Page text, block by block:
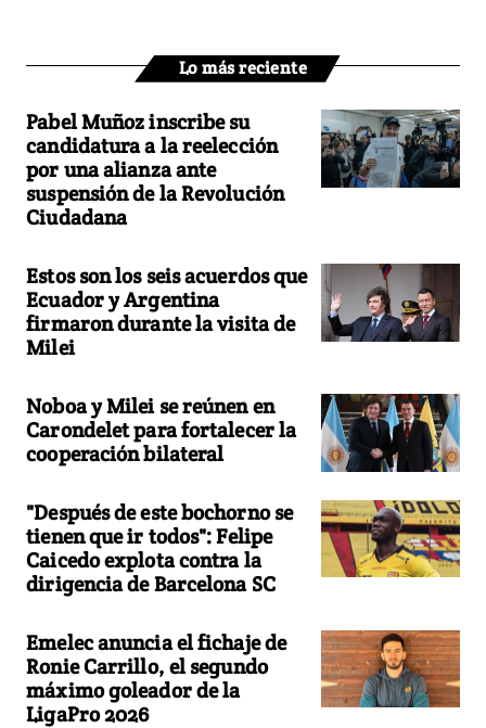
Lo más reciente
Pabel Muñoz inscribe su
candidatura a la reelección
por una alianza ante
suspensión de la Revolución
Ciudadana
Estos son los seis acuerdos que
Ecuador y Argentina
firmaron durante la visita de
Milei
Noboa y Milei se reúnen en
Carondelet para fortalecer la
cooperación bilateral
"Después de este bochorno se
tienen que ir todos": Felipe
Caicedo explota contra la
dirigencia de Barcelona SC
Emelec anuncia el fichaje de
Ronie Carrillo, el segundo
máximo goleador de la
LigaPro 2026